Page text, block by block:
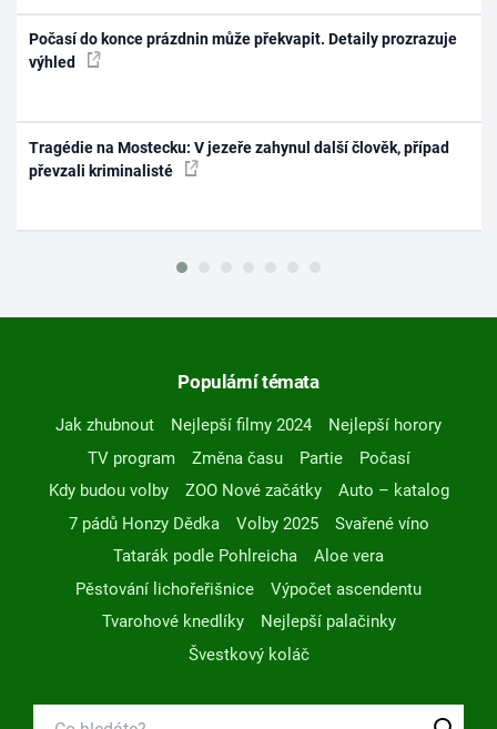
Počasí do konce prázdnin může překvapit. Detaily prozrazuje
výhled
Tragédie na Mostecku: V jezeře zahynul další člověk, případ
převzali kriminalisté
Populární témata
Jak zhubnout Nejlepší filmy 2024
Nejlepší horory
TV program
Změna času Partie
Počasí
Kdy budou volby
ZOO Nové začátky
Auto – katalog
7 pádů Honzy Dědka
Volby 2025
Svařené víno
Tatarák podle Pohlreicha
Aloe vera
Pěstování lichořeřišnice
Výpočet ascendentu
Tvarohové knedlíky
Nejlepší palačinky
Švestkový koláč